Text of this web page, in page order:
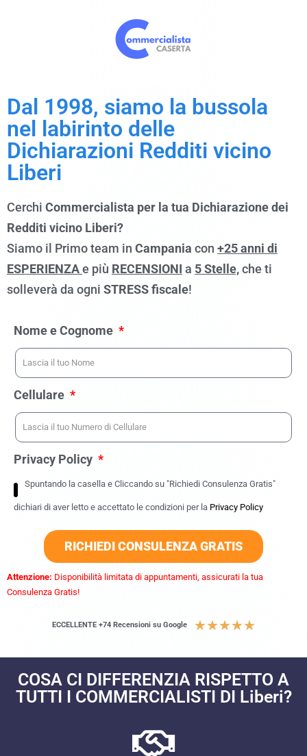
Dal 1998, siamo la bussola
nel labirinto delle
Dichiarazioni Redditi vicino
Liberi
Cerchi Commercialista per la tua Dichiarazione dei
Redditi vicino Liberi?
Siamo il Primo team in Campania con +25 anni di
ESPERIENZAe più RECENSIONI a 5 Stelle,che ti
solleverà da ogni STRESS fiscale!
Nome e Cognome
Cellulare
Privacy Policy
Spuntando la casella e Cliccando su "Richiedi Consulenza Gratis"
dichiari di aver letto e accettato le condizioni per la Privacy Policy
RICHIEDI CONSULENZA GRATIS
Attenzione: Disponibilità limitata di appuntamenti, assicurati la tua
Consulenza Gratis!
ECCELLENTE +74 Recensioni su Google ★★★★★
COSA CI DIFFERENZIA RISPETTO A
TUTTI I COMMERCIALISTI DI Liberi?